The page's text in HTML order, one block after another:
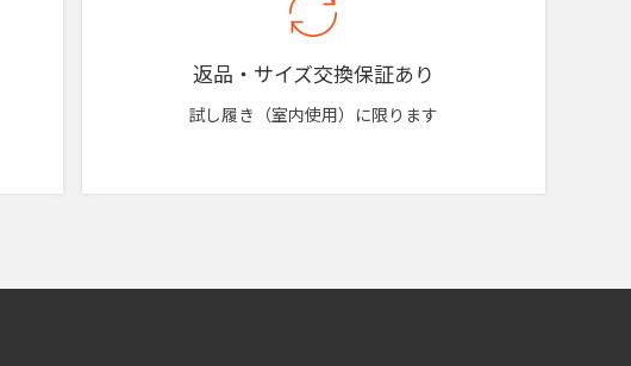
返品・サイズ交換保証あり
試し履き（室内使用）に限ります